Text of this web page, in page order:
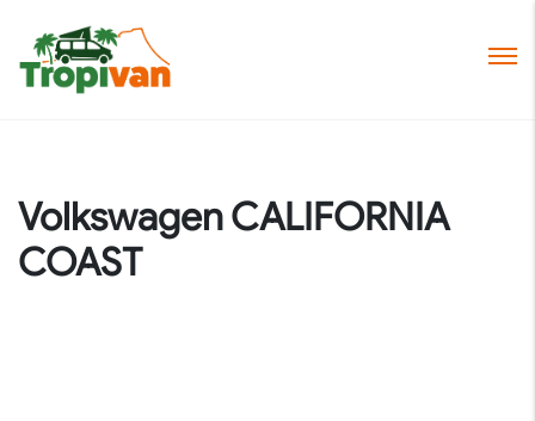
Volkswagen CALIFORNIA
COAST